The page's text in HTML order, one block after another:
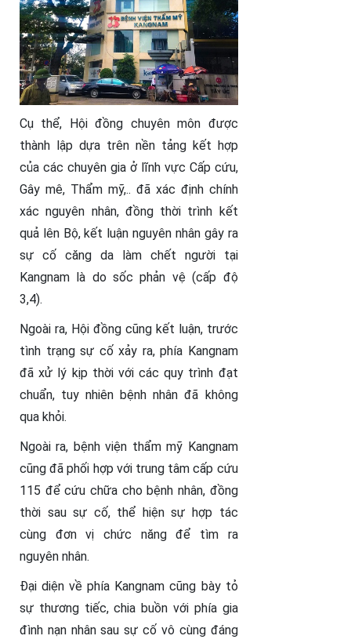
Cụ thể, Hội đồng chuyên môn được
thành lập dựa trên nền tảng kết hợp
của các chuyên gia ở lĩnh vực Cấp cứu,
Gây mê, Thẩm mỹ,.. đã xác định chính
xác nguyên nhân, đồng thời trình kết
quả lên Bộ, kết luận nguyên nhân gây ra
sự cố căng da làm chết người tại
Kangnam là do sốc phản vệ (cấp độ
3,4).
Ngoài ra, Hội đồng cũng kết luận, trước
tình trạng sự cố xảy ra, phía Kangnam
đã xử lý kịp thời với các quy trình đạt
chuẩn, tuy nhiên bệnh nhân đã không
qua khỏi.
Ngoài ra, bệnh viện thẩm mỹ Kangnam
cũng đã phối hợp với trung tâm cấp cứu
115 để cứu chữa cho bệnh nhân, đồng
thời sau sự cố, thể hiện sự hợp tác
cùng đơn vị chức năng để tìm ra
nguyên nhân.
Đại diện về phía Kangnam cũng bày tỏ
sự thương tiếc, chia buồn với phía gia
đình nạn nhân sau sự cố vô cùng đáng